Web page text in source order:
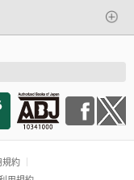
規約